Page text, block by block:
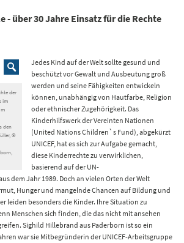
- über 30 Jahre Einsatz für die Rechte
der
im
den
©
Jedes Kind auf der Welt sollte gesund und
beschützt vor Gewalt und Ausbeutung groß
werden und seine Fähigkeiten entwickeln
können, unabhängig von Hautfarbe, Religion
oder ethnischer Zugehörigkeit. Das
Kinderhilfswerk der Vereinten Nationen
(United Nations Children`s Fund), abgekürzt
UNICEF, hat es sich zur Aufgabe gemacht,
diese Kinderrechte zu verwirklichen,
basierend auf der UN-
dem Jahr 1989. Doch an vielen Orten der Welt
Hunger und mangelnde Chancen auf Bildung und
leiden besonders die Kinder. Ihre Situation zu
Menschen sich finden, die das nicht mit ansehen
Sighild Hillebrand aus Paderborn ist so ein
war sie Mitbegründerin der UNICEF-Arbeitsgruppe